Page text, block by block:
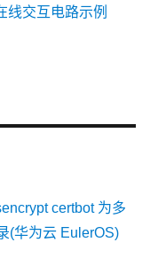
线交互电路示例
certbot 为多
(华为云 EulerOS)